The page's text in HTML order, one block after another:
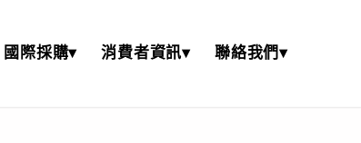
國際採購▾ 消費者資訊▾ 聯絡我們▾